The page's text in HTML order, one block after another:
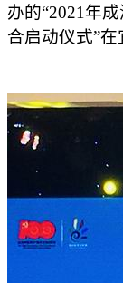
办的“2021年
合启动仪式”